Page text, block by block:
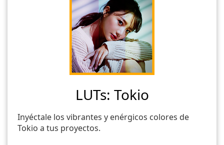
LUTs: Tokio
Inyéctale los vibrantes y enérgicos colores de
Tokio a tus proyectos.